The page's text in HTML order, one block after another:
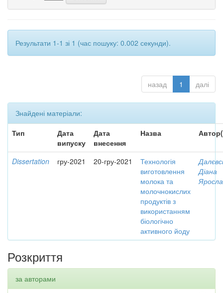
Результати 1-1 зі 1 (час пошуку: 0.002 секунди).
назад 1 далі
Знайдені матеріали:
Тип
Дата
випуску
Дата
внесення
Назва
Dissertation гру-2021 20-гру-2021
Технологія
виготовлення
молока та
молочнокислих
продуктів з
використанням
біологічно
активного йоду
Діана
Розкриття
за авторами